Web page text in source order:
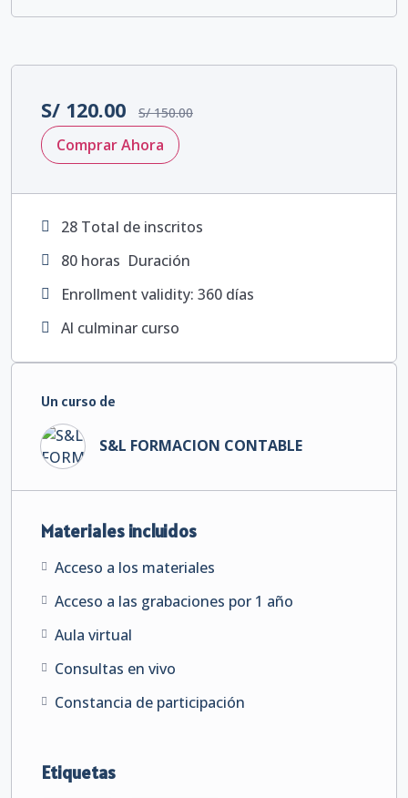
S/ 120.00 S/150.00
Comprar Ahora
28 TotaI de inscritos
80 horas Duración
Enrollment validity: 360 días
Al culminar curso
Un curso de
S&L FORMACION CONTABLE
Materiales incluidos
Acceso a los materiales
Acceso a las grabaciones por 1 año
Aula virtual
Consultas en vivo
Constancia de participación
Etiquetas